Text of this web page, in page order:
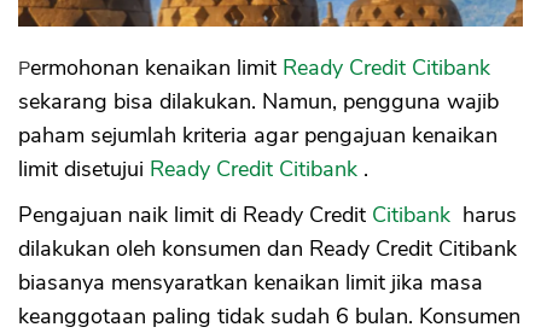
Permohonan kenaikan limit Ready Credit Citibank
sekarang bisa dilakukan. Namun, pengguna wajib
paham sejumlah kriteria agar pengajuan kenaikan
limit disetujui Ready Credit Citibank .
Pengajuan naik limit di Ready Credit Citibank harus
dilakukan oleh konsumen dan Ready Credit Citibank
biasanya mensyaratkan kenaikan limit jika masa
keanggotaan paling tidak sudah 6 bulan. Konsumen